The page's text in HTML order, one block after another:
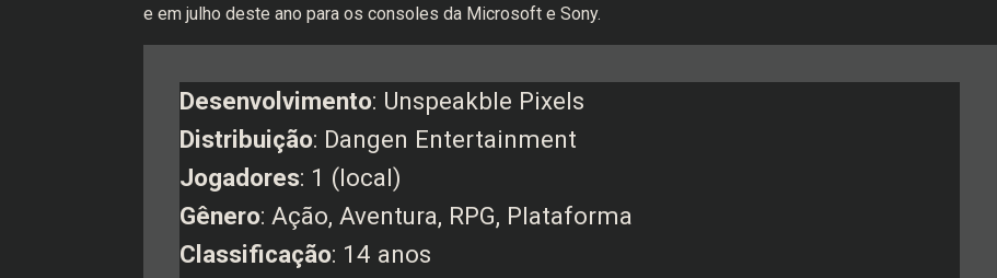
e em julho deste ano para os consoles da Microsoft e Sony.
Desenvolvimento: Unspeakble Pixels
Distribuição: Dangen Entertainment
Jogadores: 1 (local)
Gênero: Ação, Aventura, RPG, Plataforma
Classificação: 14 anos